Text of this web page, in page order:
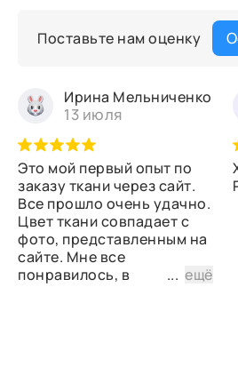
Поставьте нам оценку
Ирина Мельниченко
13 июля
Это мой первый опыт по
заказу ткани через сайт.
Все прошло очень удачно.
Цвет ткани совпадает с
фото, представленным на
сайте. Мне все
понравилось, в
...ещё